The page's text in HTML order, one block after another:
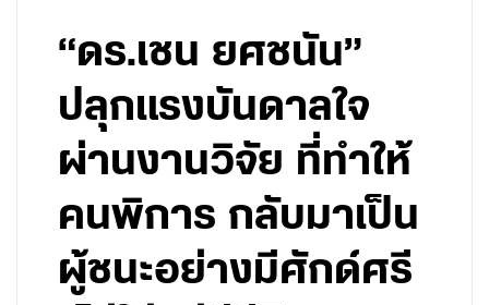
“ดร.เชน ยศชนัน”
ปลุกแรงบันดาลใจ
ผ่านงานวิจัย ที่ทำให้
คนพิการ กลับมาเป็น
ผู้ชนะอย่างมีศักด์ศรี